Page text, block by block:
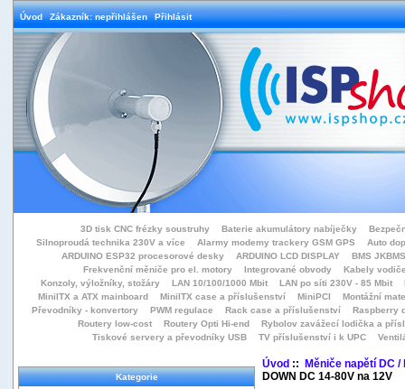
Úvod Zákazník: nepřihlášen Přihlásit
3D tisk CNC frézky soustruhy Baterie akumulátory nabíječky
Silnoproudá technika 230V a více
Alarmy modemy trackery GSM GPS
Auto
ARDUINO ESP32 procesorové desky
ARDUINO LCD DISPLAY
BMS
Frekvenční měniče pro el. motory
Integrované obvody
Kabely
Konzoly, výložníky, stožáry
LAN 10/100/1000 Mbit LAN po síti 230V - 85 Mbit
MiniITX a ATX mainboard
MiniITX case a příslušenství MiniPCI
Montážní
Převodníky - konvertory
PWM regulace Rack case a příslušenství
Raspberry
Routery low-cost
Routery Opti Hi-end
Rybolov zavážecí lodička a přísl
Tiskové servery a převodníky USB
TV příslušenství i k UPC
Kategorie
Úvod:: Měniče napětí DC /
DOWN DC 14-80V na 12V